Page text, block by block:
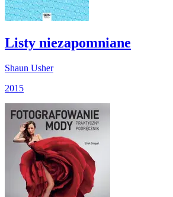
Listy niezapomniane
Shaun Usher
2015